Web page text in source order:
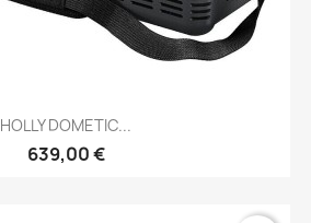
HOLLY DOMETIC...
639,00 €